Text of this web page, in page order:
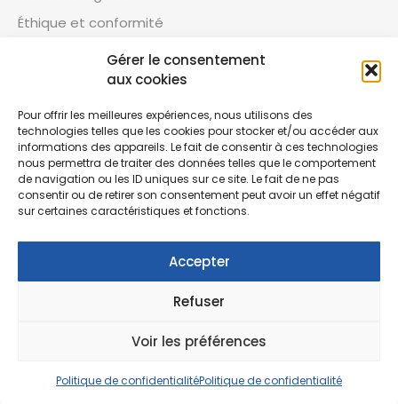
Gérer le consentement
aux cookies
Pour offrir les meilleures expériences, nous utilisons des
technologies telles que les cookies pour stocker et/ou accéder aux
informations des appareils. Le fait de consentir à ces technologies
nous permettra de traiter des données telles que le comportement
de navigation ou les ID uniques sur ce site. Le fait de ne pas
consentir ou de retirer son consentement peut avoir un effet négatif
sur certaines caractéristiques et fonctions.
Accepter
Refuser
Voir les préférences
Politique de confidentialitéPolitique de confidentialité
Éthique et conformité
01 69 74 71 10
10 rue Jacqueline AURIOL, Chilly-Mazarin,
France
courrier@fonctionmeuble.com
Rejoignez notre communauté sur les réseaux
sociaux !